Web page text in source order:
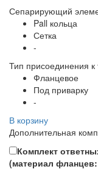
Сепарирующий
Pall кольца
Сетка
-
Тип присоединения к
Фланцевое
Под приварку
-
В корзину
Дополнительная
Комплект
(материал фланцев: